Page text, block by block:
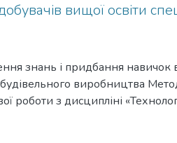
вищої освіти
знань і придбання навичок
виробництва
роботи з дисципліні
типових завдань в